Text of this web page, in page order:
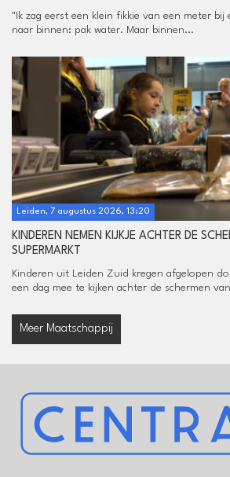
"Ik zag eerst een klein fikkie van een meter bij
naar binnen: pak water. Maar binnen...
Leiden, 7 augustus 2026, 13:20
KINDEREN NEMEN KIJKJE ACHTER DE
SUPERMARKT
Kinderen uit Leiden Zuid kregen afgelopen
een dag mee te kijken achter de schermen
Meer Maatschappij